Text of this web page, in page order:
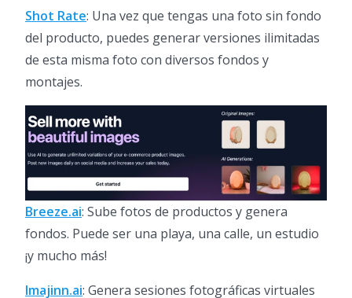
Shot Rate: Una vez que tengas una foto sin fondo
del producto, puedes generar versiones ilimitadas
de esta misma foto con diversos fondos y
montajes.
Breeze.ai: Sube fotos de productos y genera
fondos. Puede ser una playa, una calle, un estudio
¡y mucho más!
Imajinn.ai: Genera sesiones fotográficas virtuales